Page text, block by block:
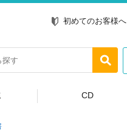
初めてのお客様へ
CD